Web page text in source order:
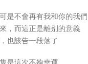
是不會再有我和你的我們
，而這正是離别的意義
也該告一段落了